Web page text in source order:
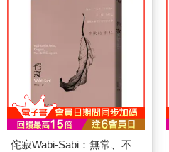
侘寂Wabi-Sabi：無常、不